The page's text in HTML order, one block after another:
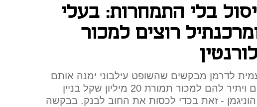
בלי התמחרות: בעלי
רוצים למכור
לדרמן מבקשים שהשופט עילבוני ימנה אותם
כמנהלים מיוחדים ויתיר להם למכור תמורת 20 מיליון שקל בניין
- זאת בכדי לכסות את החוב לבנק. בבקשה